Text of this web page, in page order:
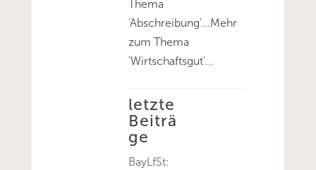
Thema
'Abschreibung'...Mehr
zum Thema
'Wirtschaftsgut'...
letzte
Beiträ
ge
BayLfSt: